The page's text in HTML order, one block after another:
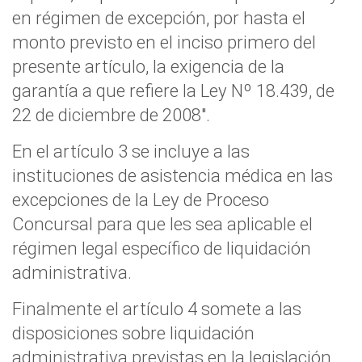
en régimen de excepción, por hasta el
monto previsto en el inciso primero del
presente artículo, la exigencia de la
garantía a que refiere la Ley Nº 18.439, de
22 de diciembre de 2008".
En el artículo 3 se incluye a las
instituciones de asistencia médica en las
excepciones de la Ley de Proceso
Concursal para que les sea aplicable el
régimen legal específico de liquidación
administrativa.
Finalmente el artículo 4 somete a las
disposiciones sobre liquidación
administrativa previstas en la legislación